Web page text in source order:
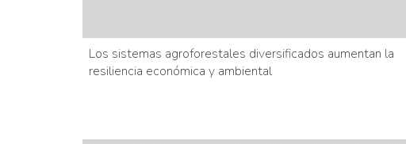
Los sistemas agroforestales diversificados aumentan la
resiliencia económica y ambiental